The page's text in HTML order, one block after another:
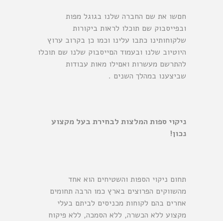
חםשו את שם החברה שלנו בגוגל מפות
ובפייסבוק שם תוכלו לראות ביקורות
שלקוחותינו כתבו עלינו וכמו כן בקרוב ערוץ
היוטיוב שלנו ובעמוד הםייסבוק שלנו שם תוכלו
להתרשם מעשרות ואםילו מאות עבודות
שביצענו במהלך השנים .
ניקוי ספות המלצות לבחירת בעל מקצוע
נכון!
תחום ניקוי הספות והשטיחים הוא אחד
מהשווקים הפרוצים בארץ כמו הרבה תחומים
אחרים בהם לקוחות מכניסים לביתם בעלי
מקצוע ללא הכשרה, ללא הסמכה, ללא פיקוח